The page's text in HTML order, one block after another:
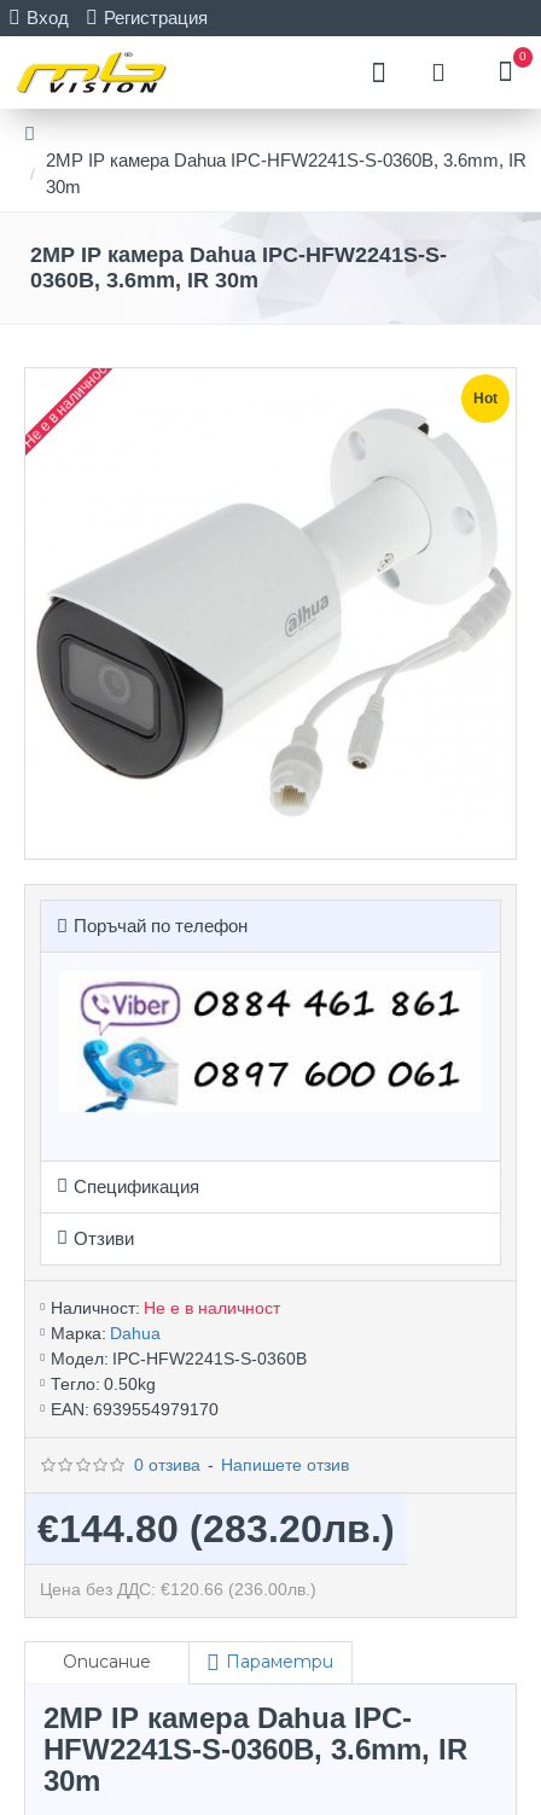
Вход Регистрация
0
2MP IP камера Dahua IPC-HFW2241S-S-0360B, 3.6mm, IR
30m
2MP IP камера Dahua IPC-HFW2241S-S-
0360B, 3.6mm, IR 30m
Hot
Не е в наличност
Поръчай по телефон
Спецификация
Отзиви
Наличност: Не е в наличност
Марка: Dahua
Модел: IPC-HFW2241S-S-0360B
Тегло: 0.50kg
EAN: 6939554979170
0 отзива - Напишете отзив
€144.80 (283.20лв.)
Цена без ДДС: €120.66 (236.00лв.)
Описание Параметри
2MP IP камера Dahua IPC-
HFW2241S-S-0360B, 3.6mm, IR
30m